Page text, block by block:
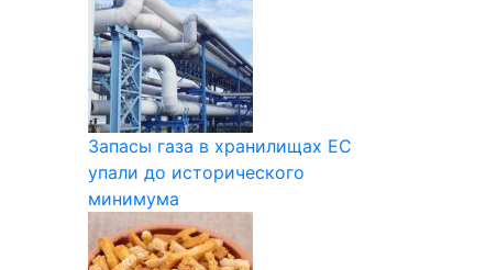
Запасы газа в хранилищах ЕС
упали до исторического
минимума